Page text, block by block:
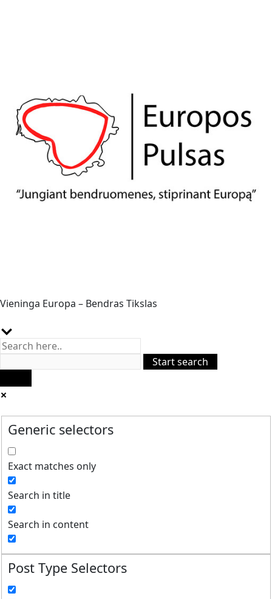
Vieninga Europa – Bendras Tikslas
Generic selectors
Exact matches only
Search in title
Search in content
Post Type Selectors